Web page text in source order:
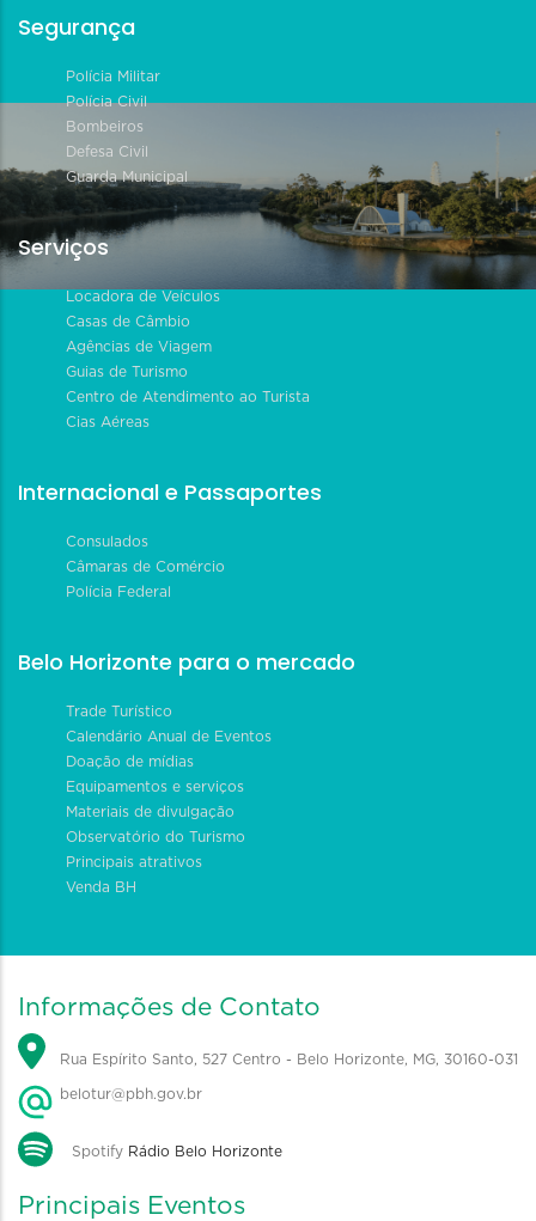
Segurança
Polícia Militar
Polícia Civil
Bombeiros
Defesa Civil
Guarda Municipal
Serviços
Locadora de Veículos
Casas de Câmbio
Agências de Viagem
Guias de Turismo
Centro de Atendimento ao Turista
Cias Aéreas
Internacional e Passaportes
Consulados
Câmaras de Comércio
Polícia Federal
Belo Horizonte para o mercado
Trade Turístico
Calendário Anual de Eventos
Doação de mídias
Equipamentos e serviços
Materiais de divulgação
Observatório do Turismo
Principais atrativos
Venda BH
Informações de Contato
Rua Espírito Santo, 527 Centro - Belo Horizonte, MG, 30160-031
belotur@pbh.gov.br
Spotify Rádio Belo Horizonte
Principais Eventos